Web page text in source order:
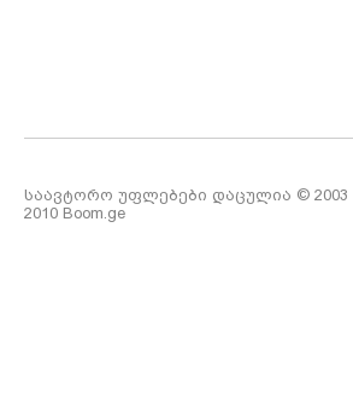
საავტორო უფლებები დაცულია © 2003
2010 Boom.ge